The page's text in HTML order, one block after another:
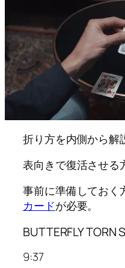
折り方を内側から解
表向きで復活させる
事前に準備しておく
カードが必要。
BUTTERFLY TORN
9:37